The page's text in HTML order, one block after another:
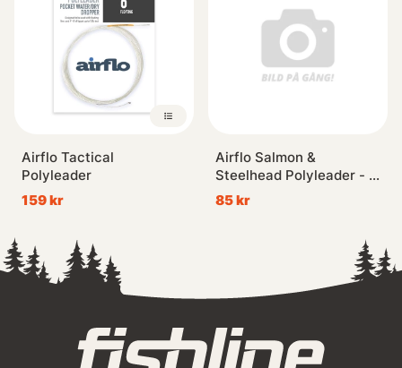
Airflo Tactical
Polyleader
159 kr
Airflo Salmon &
Steelhead Polyleader - 5'
Clear Hover
85 kr